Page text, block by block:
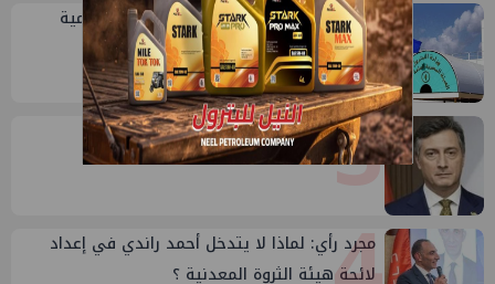
2
خلال أيام: انطلاق ماراثون الجمعيات العمومية
لشركات قطاع البترول
3
إيني تعين مديراً جديد لها في مصر
مجرد رأي: لماذا لا يتدخل أحمد راندي في إعداد
لائحة هيئة الثروة المعدنية ؟